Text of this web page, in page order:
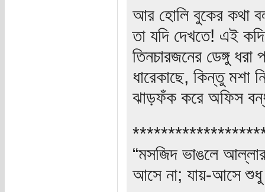
আর হোলি বুকের কথা
তা যদি দেখতে! এই
তিনচারজনের ডেঙ্গু
ধারেকাছে, কিন্তু মশা
ঝাড়ফঁক করে অফিস
“মসজিদ ভাঙলে
আসে না; যায়-আসে শুধু